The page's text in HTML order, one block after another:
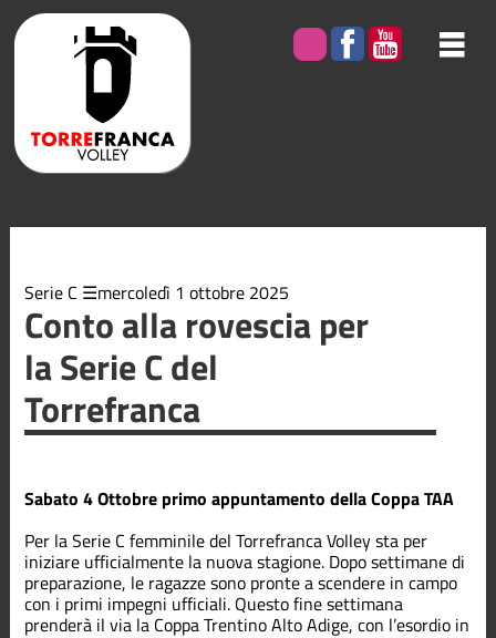
Serie C mercoledì 1 ottobre 2025
Conto alla rovescia per
la Serie C del
Torrefranca
Sabato 4 Ottobre primo appuntamento della Coppa TAA
Per la Serie C femminile del Torrefranca Volley sta per
iniziare ufficialmente la nuova stagione. Dopo settimane di
preparazione, le ragazze sono pronte a scendere in campo
con i primi impegni ufficiali. Questo fine settimana
prenderà il via la Coppa Trentino Alto Adige, con l’esordio in
degli
argomenti
Bacheca
Minivolley
Serie B2
Serie C
Terza